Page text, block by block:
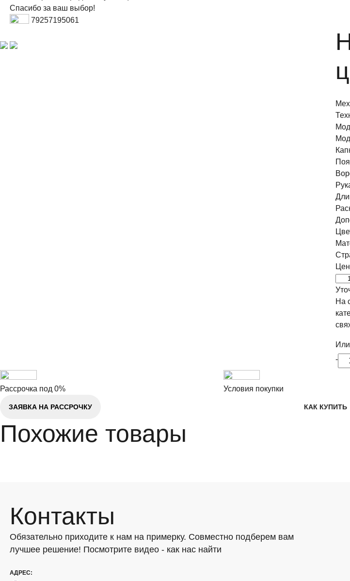
Спасибо за ваш выбор!
79257195061
На
-
Рассрочка под 0%
ЗАЯВКА НА РАССРОЧКУ
Условия покупки
КАК КУПИТЬ
Похожие товары
Контакты
Обязательно приходите к нам на примерку. Совместно подберем вам
лучшее решение! Посмотрите видео - как нас найти
АДРЕС: